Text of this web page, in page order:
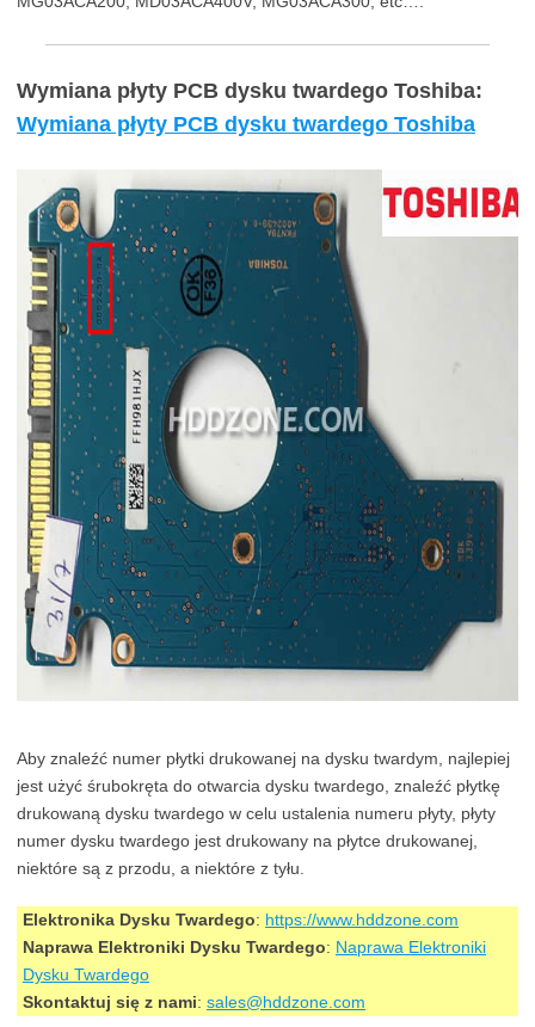
Wymiana płyty PCB dysku twardego Toshiba:
Wymiana płyty PCB dysku twardego Toshiba
Aby znaleźć numer płytki drukowanej na dysku twardym, najlepiej
jest użyć śrubokręta do otwarcia dysku twardego, znaleźć płytkę
drukowaną dysku twardego w celu ustalenia numeru płyty, płyty
numer dysku twardego jest drukowany na płytce drukowanej,
niektóre są z przodu, a niektóre z tyłu.
Elektronika Dysku Twardego: https://www.hddzone.com
Naprawa Elektroniki Dysku Twardego: Naprawa Elektroniki
Dysku Twardego
Skontaktuj się z nami: sales@hddzone.com